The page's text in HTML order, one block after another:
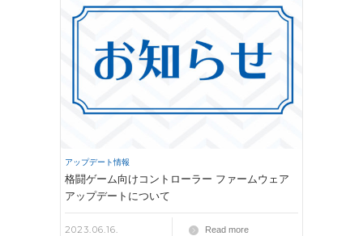
アップデート情報
格闘ゲーム向けコントローラー ファームウェア
アップデートについて
2023.06.16. Read more